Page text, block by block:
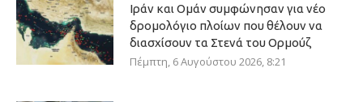
Ιράν και Ομάν συμφώνησαν για νέο
δρομολόγιο πλοίων που θέλουν να
διασχίσουν τα Στενά του Ορμούζ
Πέμπτη, 6 Αυγούστου 2026, 8:21